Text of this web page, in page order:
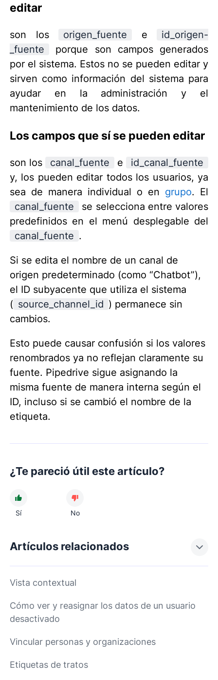
editar
son los origen_fuente e
id_origen-
_fuente
porque son campos generados
por el sistema. Estos no se pueden editar y
sirven como información del sistema para
ayudar en la administración y el
mantenimiento de los datos.
Los campos que sí se pueden editar
son los canal_fuente e
id_canal_fuente
y, los pueden editar todos los usuarios, ya
sea de manera individual o en grupo. El
canal_fuente
se selecciona entre valores
predefinidos en el menú desplegable del
canal_fuente .
Si se edita el nombre de un canal de
origen predeterminado (como “Chatbot”),
el ID subyacente que utiliza el sistema
( source_channel_id ) permanece sin
cambios.
Esto puede causar confusión si los valores
renombrados ya no reflejan claramente su
fuente. Pipedrive sigue asignando la
misma fuente de manera interna según el
ID, incluso si se cambió el nombre de la
etiqueta.
¿Te pareció útil este artículo?
Sí No
Artículos relacionados
Vista contextual
Cómo ver y reasignar los datos de un usuario
desactivado
Vincular personas y organizaciones
Etiquetas de tratos